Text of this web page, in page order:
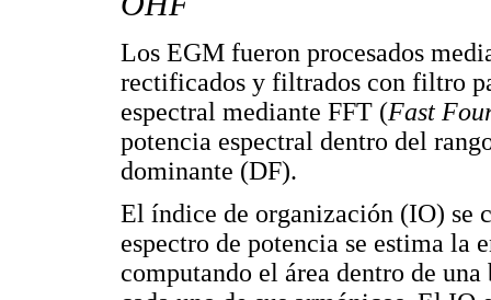
Los EGM fueron procesados
rectificados y filtrados con filtro
espectral mediante FFT (Fast
potencia espectral dentro del
dominante (DF).
El índice de organización (IO) se
espectro de potencia se estima la
computando el área dentro de